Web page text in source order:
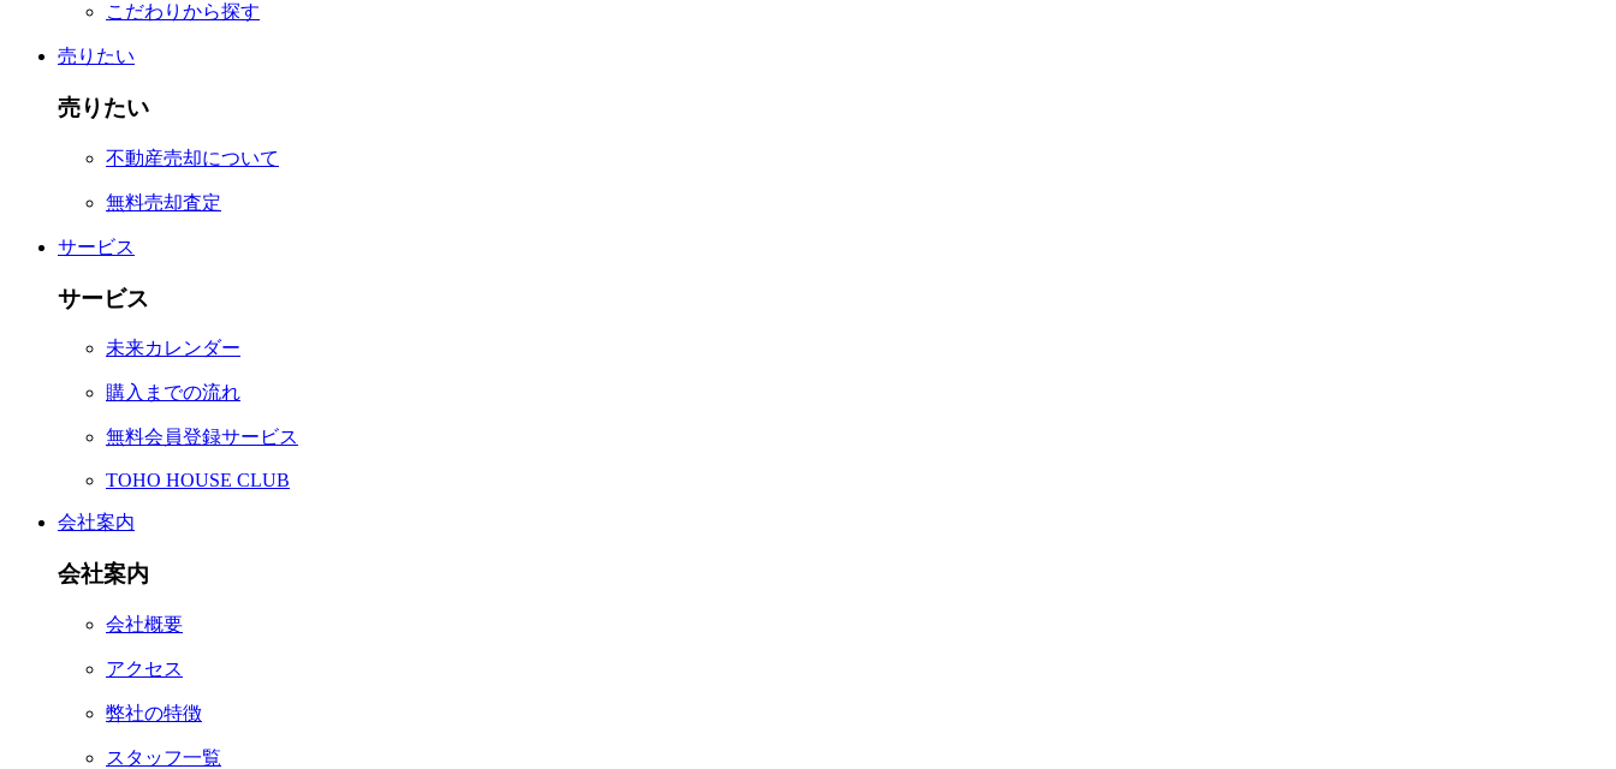
こだわりから探す
売りたい
売りたい
不動産売却について
無料売却査定
サービス
サービス
未来カレンダー
購入までの流れ
無料会員登録サービス
TOHO HOUSE CLUB
会社案内
会社案内
会社概要
アクセス
弊社の特徴
スタッフ一覧